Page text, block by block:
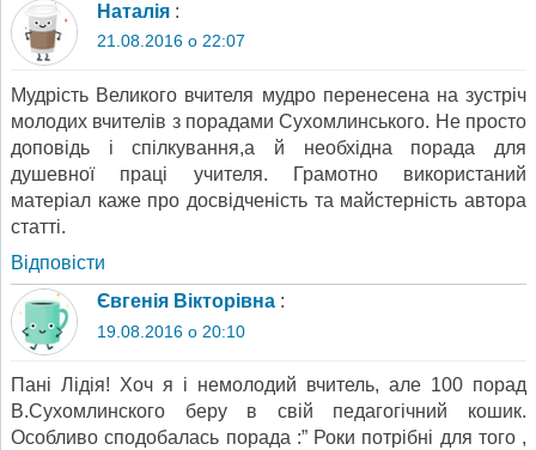
Наталія :
21.08.2016 о 22:07
Мудрість Великого вчителя мудро перенесена на зустріч
молодих вчителів з порадами Сухомлинського. Не просто
доповідь і спілкування,а й необхідна порада для
душевної праці учителя. Грамотно використаний
матеріал каже про досвідченість та майстерність автора
статті.
Відповіcти
Євгенія Вікторівна :
19.08.2016 о 20:10
Пані Лідія! Хоч я і немолодий вчитель, але 100 порад
В.Сухомлинского беру в свій педагогічний кошик.
Особливо сподобалась порада :” Роки потрібні для того ,